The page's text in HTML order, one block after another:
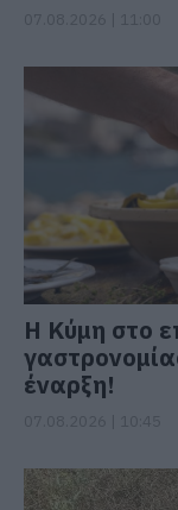
Η Κύμη στο
έναρξη!